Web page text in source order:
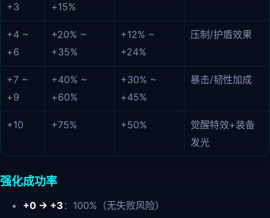
+3
+15%
+4 ~
+6
+20% ~
+35%
+12% ~
+24%
压制/护盾效果
+7 ~
+9
+40% ~
+60%
+30% ~
+45%
暴击/韧性加成
+10 +75% +50%
觉醒特效+装备
发光
强化成功率
+0 → +3 ：100%（无失败风险）